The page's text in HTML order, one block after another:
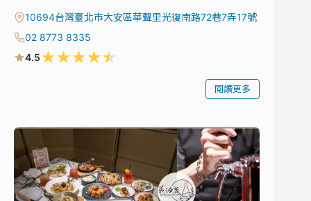
10694台灣臺北市大安區華聲里光復南路72巷7弄17號
02 8773 8335
4.5★★★★★
閱讀更多